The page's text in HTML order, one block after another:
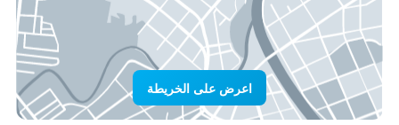
اعرض على الخريطة